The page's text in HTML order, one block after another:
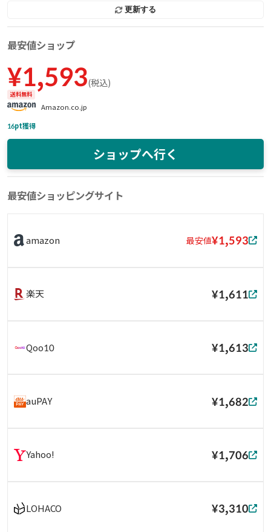
更新する
最安値ショップ
¥1,593(税込)
送料無料
Amazon.co.jp
16pt獲得
ショップへ行く
最安値ショッピングサイト
amazon 最安値¥1,593
楽天 ¥1,611
Qoo10 ¥1,613
auPAY ¥1,682
Yahoo! ¥1,706
LOHACO ¥3,310